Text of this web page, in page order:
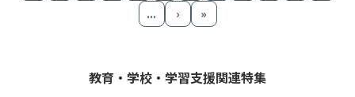
...
› »
教育・学校・学習支援関連特集